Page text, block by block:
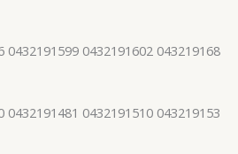
0432191599 0432191602 043219168
0432191481 0432191510 043219153